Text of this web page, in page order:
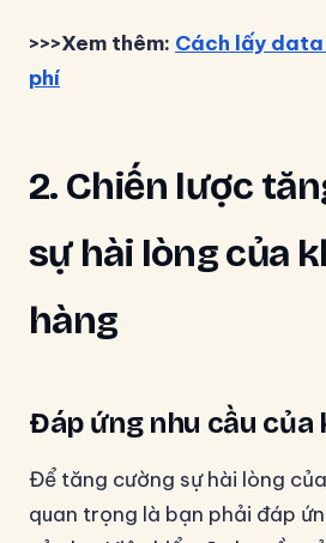
>>>Xem thêm: Cách lấy
phí
2. Chiến lược
sự hài lòng của
hàng
Đáp ứng nhu cầu của
Để tăng cường sự hài lòng
quan trọng là bạn phải đáp